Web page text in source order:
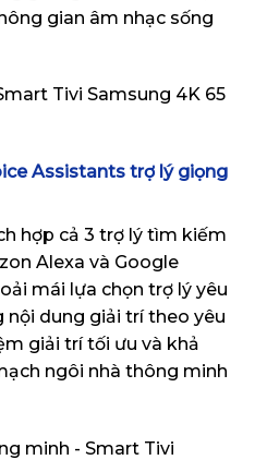
gian âm nhạc sống
Assistants trợ lý giọng
hợp cả 3 trợ lý tìm kiếm
Alexa và Google
mái lựa chọn trợ lý yêu
nội dung giải trí theo yêu
giải trí tối ưu và khả
ngôi nhà thông minh